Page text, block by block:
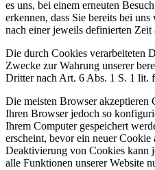
es uns, bei einem erneuten
erkennen, dass Sie bereits bei
nach einer jeweils definierten Zeit
Die durch Cookies verarbeiteten
Zwecke zur Wahrung unserer
Dritter nach Art. 6 Abs. 1 S. 1 lit.
Die meisten Browser akzeptieren
Ihren Browser jedoch so
Ihrem Computer gespeichert
erscheint, bevor ein neuer
Deaktivierung von Cookies kann
alle Funktionen unserer Website